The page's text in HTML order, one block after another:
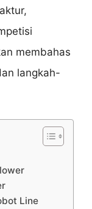
membahas
langkah-
Line